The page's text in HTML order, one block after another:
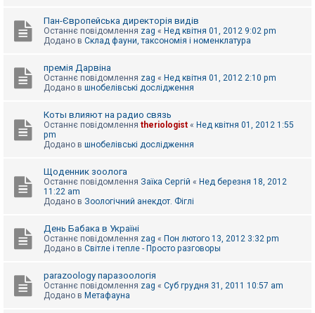
Пан-Європейська директорія видів
Останнє повідомлення zag « Нед квітня 01, 2012 9:02 pm
Додано в Склад фауни, таксономія і номенклатура
премія Дарвіна
Останнє повідомлення zag « Нед квітня 01, 2012 2:10 pm
Додано в шнобелівські дослідження
Коты влияют на радио связь
Останнє повідомлення theriologist « Нед квітня 01, 2012 1:55
pm
Додано в шнобелівські дослідження
Щоденник зоолога
Останнє повідомлення Заїка Сергій « Нед березня 18, 2012
11:22 am
Додано в Зоологічний анекдот. Фіглі
День Бабака в Україні
Останнє повідомлення zag « Пон лютого 13, 2012 3:32 pm
Додано в Світле і тепле - Просто разговоры
parazoology паразоологія
Останнє повідомлення zag « Суб грудня 31, 2011 10:57 am
Додано в Метафауна